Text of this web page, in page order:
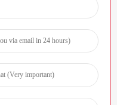
mir